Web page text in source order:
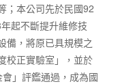
；本公司先於民國92
起不斷提升維修技
備，將原已具規模之
校正實驗室」，並於
」評鑑通過，成為國